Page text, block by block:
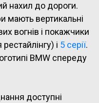
нахил до дороги.
мають вертикальні
вогнів і покажчики
рестайлінгу) і 5 серії.
BMW спереду
доступні